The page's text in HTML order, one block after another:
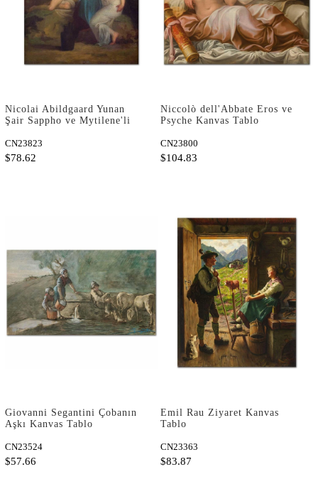
Nicolai Abildgaard Yunan
Şair Sappho ve Mytilene'li
CN23823
$78.62
Niccolò dell'Abbate Eros ve
Psyche Kanvas Tablo
CN23800
$104.83
Giovanni Segantini Çobanın
Aşkı Kanvas Tablo
CN23524
$57.66
Emil Rau Ziyaret Kanvas
Tablo
CN23363
$83.87